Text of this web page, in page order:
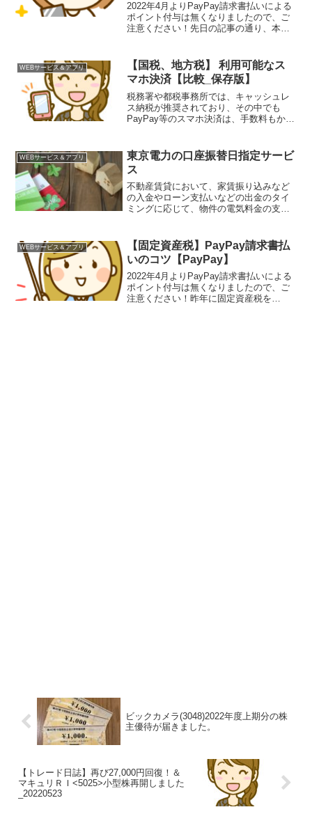
2022年4月よりPayPay請求書払いによる
ポイント付与は無くなりましたので、ご
注意ください！先日の記事の通り、本日7
書払い（固定資産税の支払...
WEBサービス＆アプリ
【国税、地方税】 利用可能なス
マホ決済【比較_保存版】
税務署や都税事務所では、キャッシュレ
ス納税が推奨されており、その中でも
PayPay等のスマホ決済は、手数料もかか
済できるのか混乱してくる自分のために
も、国税、地方...
WEBサービス＆アプリ
東京電力の口座振替日指定サービ
ス
不動産賃貸において、家賃振り込みなど
の入金やローン支払いなどの出金のタイ
ミングに応じて、物件の電気料金の支払
が可能です。ただし、指定できる日程に
制限があります。口座振替...
WEBサービス＆アプリ
【固定資産税】PayPay請求書払
いのコツ【PayPay】
2022年4月よりPayPay請求書払いによる
ポイント付与は無くなりましたので、ご
注意ください！昨年に固定資産税を
ビックカメラ(3048)2022年度上期分の株
主優待が届きました。
【トレード日誌】再び27,000円回復！＆
マキュリＲＩ<5025>小型株再開しました
_20220523